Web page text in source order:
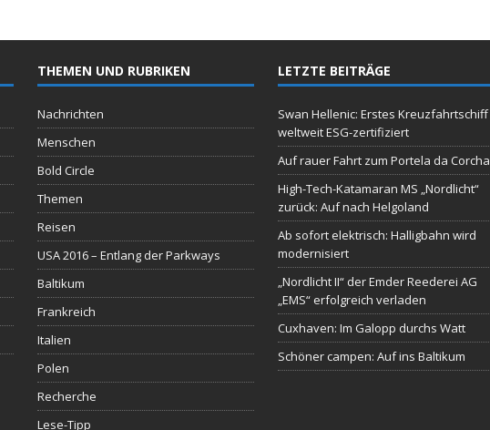
THEMEN UND RUBRIKEN
Nachrichten
Menschen
Bold Circle
Themen
Reisen
USA 2016 – Entlang der Parkways
Baltikum
Frankreich
Italien
Polen
Recherche
Lese-Tipp
LETZTE BEITRÄGE
Swan Hellenic: Erstes Kreuzfahrtschiff
weltweit ESG-zertifiziert
Auf rauer Fahrt zum Portela da Corcha
High-Tech-Katamaran MS „Nordlicht“
zurück: Auf nach Helgoland
Ab sofort elektrisch: Halligbahn wird
modernisiert
„Nordlicht II“ der Emder Reederei AG
„EMS“ erfolgreich verladen
Cuxhaven: Im Galopp durchs Watt
Schöner campen: Auf ins Baltikum